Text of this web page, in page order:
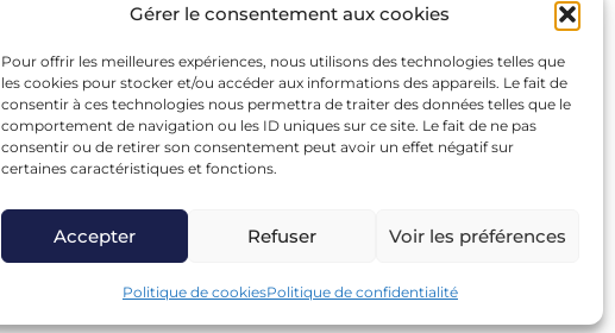
Gérer le consentement aux cookies
Pour offrir les meilleures expériences, nous utilisons des technologies telles que
les cookies pour stocker et/ou accéder aux informations des appareils. Le fait de
consentir à ces technologies nous permettra de traiter des données telles que le
comportement de navigation ou les ID uniques sur ce site. Le fait de ne pas
consentir ou de retirer son consentement peut avoir un effet négatif sur
certaines caractéristiques et fonctions.
Accepter Refuser Voir les préférences
Politique de cookiesPolitique de confidentialité
69002 LYON
Téléphone
06 15 61 39 66
Mail